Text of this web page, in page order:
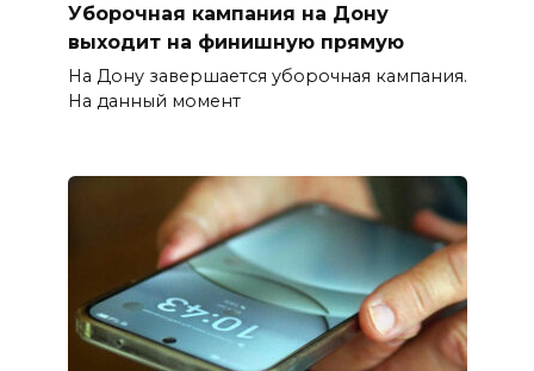
Уборочная кампания на Дону
выходит на финишную прямую
На Дону завершается уборочная кампания.
На данный момент